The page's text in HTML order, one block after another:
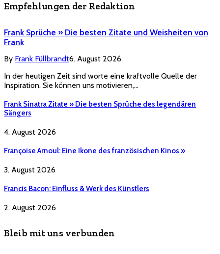
Empfehlungen der Redaktion
Frank Sprüche » Die besten Zitate und Weisheiten von
Frank
By Frank Füllbrandt6. August 2026
In der heutigen Zeit sind worte eine kraftvolle Quelle der
Inspiration. Sie können uns motivieren,…
Frank Sinatra Zitate » Die besten Sprüche des legendären
Sängers
4. August 2026
Françoise Arnoul: Eine Ikone des französischen Kinos »
3. August 2026
Francis Bacon: Einfluss & Werk des Künstlers
2. August 2026
Bleib mit uns verbunden